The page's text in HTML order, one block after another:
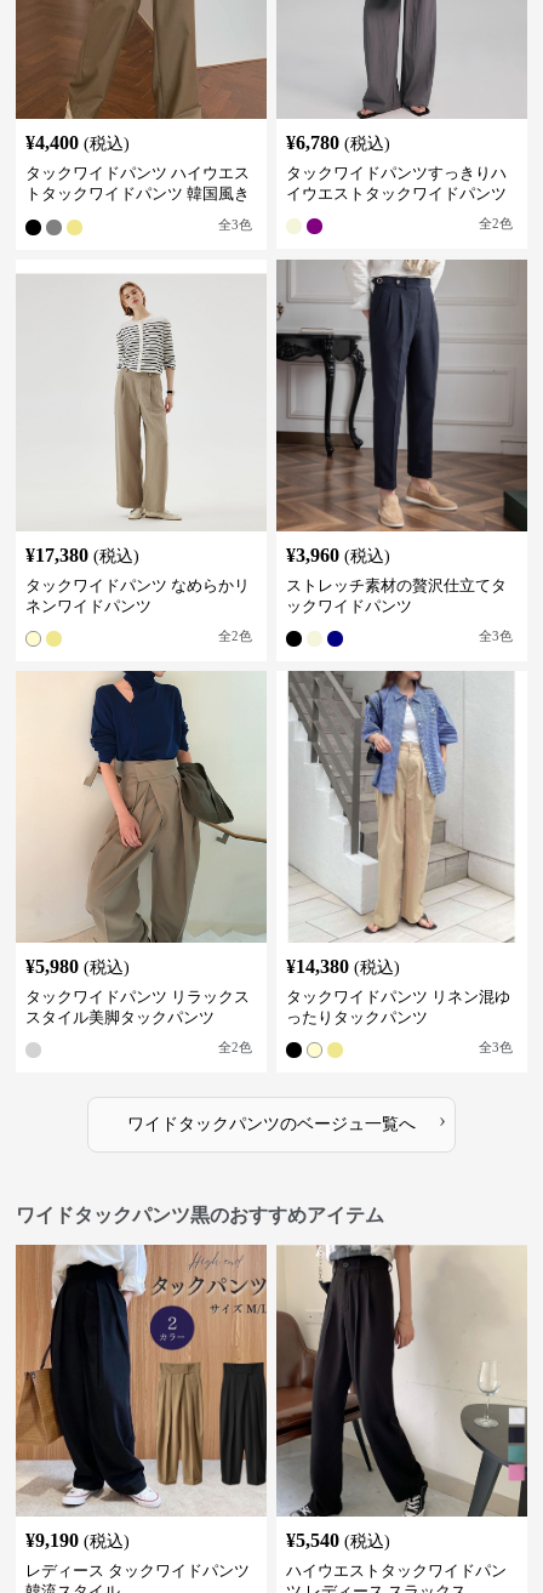
¥4,400 (税込)
タックワイドパンツ ハイウエス
トタックワイドパンツ 韓国風き
全3色
¥6,780 (税込)
タックワイドパンツすっきりハ
イウエストタックワイドパンツ
全2色
¥17,380 (税込)
タックワイドパンツ なめらかリ
ネンワイドパンツ
全2色
¥3,960 (税込)
ストレッチ素材の贅沢仕立てタ
ックワイドパンツ
全3色
¥5,980 (税込)
タックワイドパンツ リラックス
スタイル美脚タックパンツ
全2色
¥14,380 (税込)
タックワイドパンツ リネン混ゆ
ったりタックパンツ
全3色
ワイドタックパンツのベージュ一覧へ ›
ワイドタックパンツ黒のおすすめアイテム
¥9,190 (税込)
レディース タックワイドパンツ
¥5,540 (税込)
ハイウエストタックワイドパン